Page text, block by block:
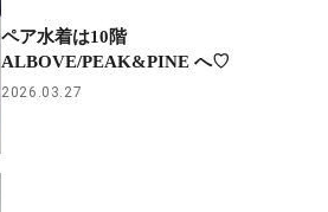
ペア水着は10階
ALBOVE/PEAK&PINE へ♡
2026.03.27